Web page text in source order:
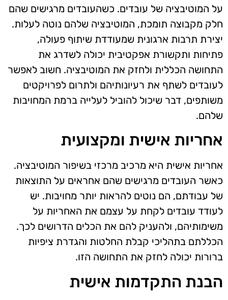
על המוטיבציה של עובדים. כשהעובדים מרגישים שהם
חלק מקבוצה תומכת, המוטיבציה שלהם נוטה לעלות.
יצירת תרבות ארגונית שמעודדת שיתוף פעולה,
פתיחות ותקשורת אפקטיבית יכולה לשדרג את
התחושה הכללית ולחזק את המוטיבציה. חשוב לאפשר
לעובדים לשתף את רעיונותיהם ולתרום לפרויקטים
משותפים, דבר שיכול להוביל לעלייה ברמת המחויבות
שלהם.
אחריות אישית ומקצועית
אחריות אישית היא מרכיב מרכזי בשיפור המוטיבציה.
כאשר העובדים מרגישים שהם אחראים על התוצאות
של עבודתם, הם נוטים להראות יותר מחויבות. יש
לעודד עובדים לקחת על עצמם את האחריות על
משימותיהם, ולהעניק להם את הכלים הדרושים לכך.
הכללתם בתהליכי קבלת החלטות והגדרת ציפיות
ברורות יכולה לחזק את התחושה הזו.
הבנת התקדמות אישית